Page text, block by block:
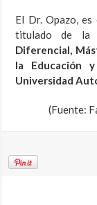
El Dr. Opazo,
titulado de la
Diferencial,
la Educación
Universidad
(Fuente: